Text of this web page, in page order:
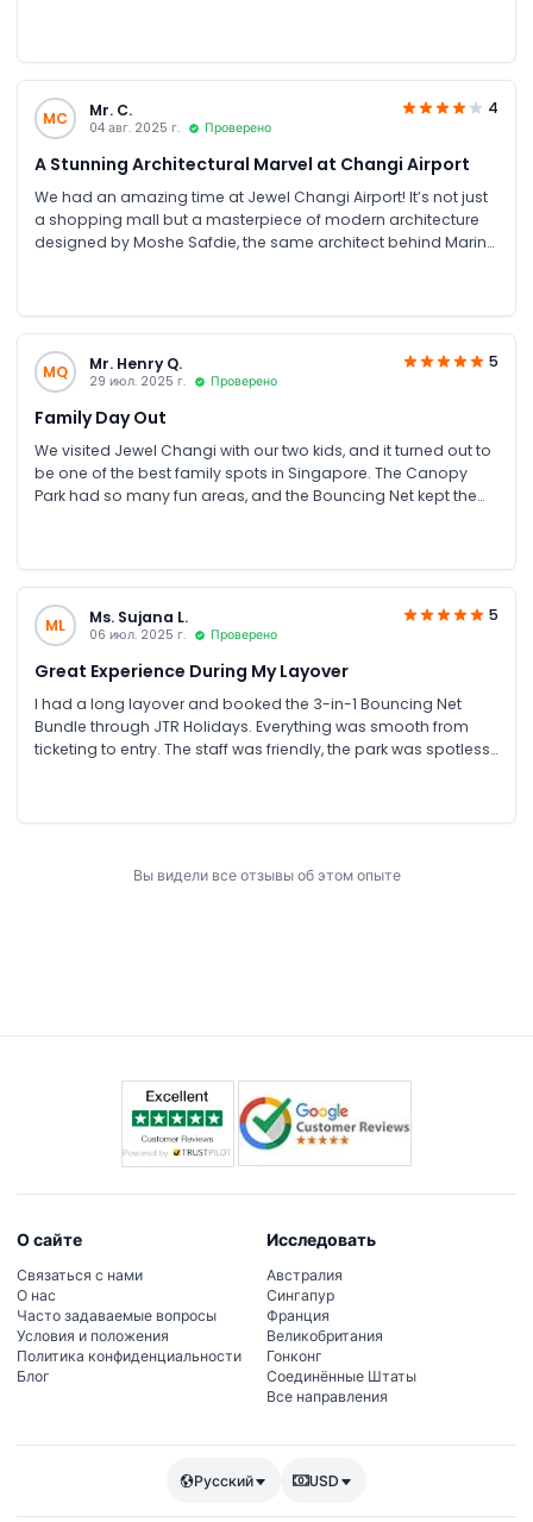
multiple attractions. Whether you visit during the day or at
night, the place is just amazing!
MC
Mr. C.
04 авг. 2025 г. Проверено
4
A Stunning Architectural Marvel at Changi Airport
We had an amazing time at Jewel Changi Airport! It’s not just
a shopping mall but a masterpiece of modern architecture
designed by Moshe Safdie, the same architect behind Marina
must-visit spot for anyone passing through Singapore!
MQ
Mr. Henry Q.
29 июл. 2025 г. Проверено
5
Family Day Out
We visited Jewel Changi with our two kids, and it turned out to
be one of the best family spots in Singapore. The Canopy
Park had so many fun areas, and the Bouncing Net kept the
very clean. Make sure to go before sunset for the best lighting!
We visited Jewel Changi with our two kids, and it turned out to
be one of the best family spots in Singapore. The Canopy
kids entertained for hours. My personal favourite was the
Canopy Bridge; it felt like floating above a forest, with the
waterfall view right in front. The place is stroller-friendly and
very clean. Make sure to go before sunset for the best lighting!
ML Ms. Sujana L.
06 июл. 2025 г. Проверено
5
Great Experience During My Layover
I had a long layover and booked the 3-in-1 Bouncing Net
Bundle through JTR Holidays. Everything was smooth from
ticketing to entry. The staff was friendly, the park was spotless,
Вы видели все отзывы об этом опыте
О сайте
Связаться с нами
О нас
Часто задаваемые вопросы
Условия и положения
Политика конфиденциальности
Блог
Исследовать
Австралия
Сингапур
Франция
Великобритания
Гонконг
Соединённые Штаты
Все направления
Русский USD